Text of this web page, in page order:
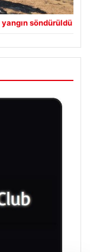
söndürüldü